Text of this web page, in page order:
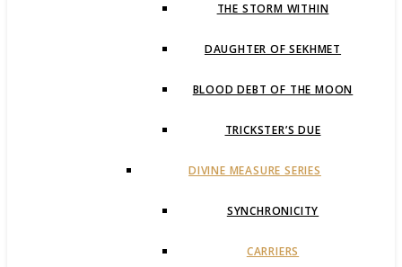
THE STORM WITHIN
DAUGHTER OF SEKHMET
BLOOD DEBT OF THE MOON
TRICKSTER’S DUE
DIVINE MEASURE SERIES
SYNCHRONICITY
CARRIERS